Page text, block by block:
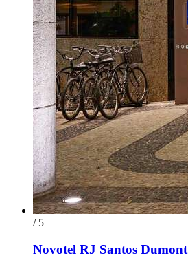
/ 5
Novotel RJ Santos Dumont